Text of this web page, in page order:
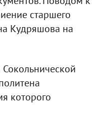
старшего
Кудряшова на
которого